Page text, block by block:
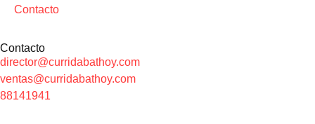
Contacto
Contacto
director@curridabathoy.com
ventas@curridabathoy.com
88141941